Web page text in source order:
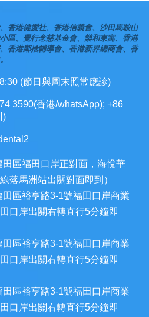
香港健愛社、香港信義會、沙田馬鞍山
區、覺行念慈基金會、樂和東寓、香港
香港鄰捨輔導會、香港新界總商會、香
(節日與周末照常應診)
3590(香港/whatsApp); +86
)
區福田口岸正對面，海悅華
落馬洲站出關對面即到）
區裕亨路3-1號福田口岸商業
口岸出關右轉直行5分鐘即
區裕亨路3-1號福田口岸商業
口岸出關右轉直行5分鐘即
區裕亨路3-1號福田口岸商業
口岸出關右轉直行5分鐘即